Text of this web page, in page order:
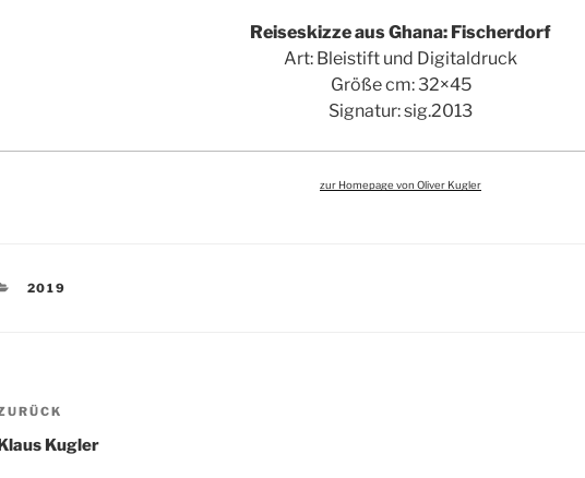
Reiseskizze aus Ghana: Fischerdorf
Art: Bleistift und Digitaldruck
Größe cm: 32×45
Signatur: sig.2013
zur Homepage von Oliver Kugler
KATEGORIEN
2019
Kugler